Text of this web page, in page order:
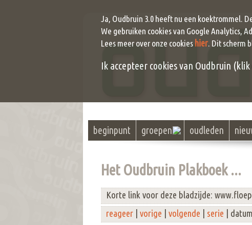
beginpunt groepen oudleden
Het Oudbruin Plakboek ...
Korte link voor deze bladzijde:
reageer
vorige volgende serie |
Ja, Oudbruin 3.0 heeft nu een koektrommel.
We gebruiken cookies van Google Analytics,
Lees meer over onze cookies hier. Dit scherm
Ik accepteer cookies van Oudbruin